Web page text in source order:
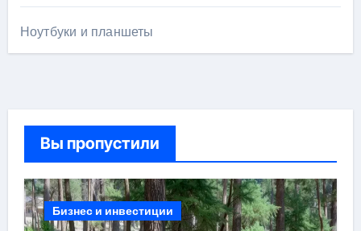
Ноутбуки и планшеты
Вы пропустили
Бизнес и инвестиции